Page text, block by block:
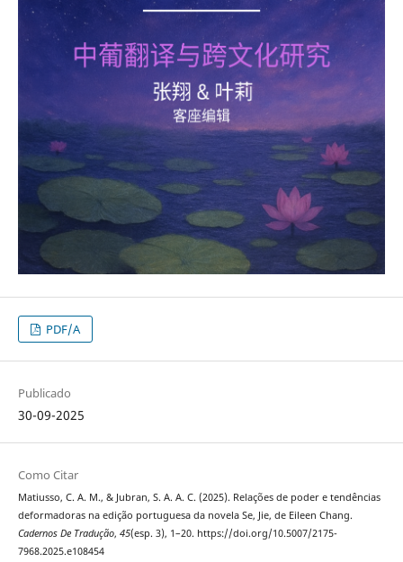
PDF/A
Publicado
30-09-2025
Como Citar
Matiusso, C. A. M., & Jubran, S. A. A. C. (2025). Relações de poder e tendências
deformadoras na edição portuguesa da novela Se, Jie, de Eileen Chang.
Cadernos De Tradução, 45(esp. 3), 1–20. https://doi.org/10.5007/2175-
7968.2025.e108454